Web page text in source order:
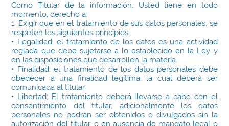
Como Titular de la información, Usted tiene en todo
momento, derecho a:
1. Exigir que en el tratamiento de sus datos personales, se
respeten los siguientes principios:
• Legalidad: el tratamiento de los datos es una actividad
reglada que debe sujetarse a lo establecido en la Ley y
en las disposiciones que desarrollen la materia.
• Finalidad: el tratamiento de los datos personales debe
obedecer a una finalidad legítima, la cual deberá ser
comunicada al titular.
• Libertad: El tratamiento deberá llevarse a cabo con el
consentimiento del titular, adicionalmente los datos
personales no podrán ser obtenidos o divulgados sin la
autorización del titular, o en ausencia de mandato legal o